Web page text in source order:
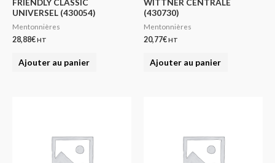
FRIENDLY CLASSIC
UNIVERSEL (430054)
Mentonnières
28,88€HT
Ajouter au panier
WITTNER CENTRALE
(430730)
Mentonnières
20,77€HT
Ajouter au panier